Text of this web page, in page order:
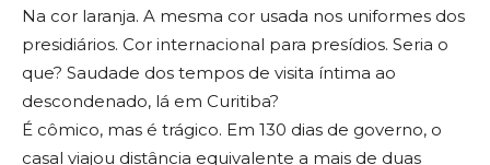
Na cor laranja. A mesma cor usada nos uniformes dos
presidiários. Cor internacional para presídios. Seria o
que? Saudade dos tempos de visita íntima ao
descondenado, lá em Curitiba?
É cômico, mas é trágico. Em 130 dias de governo, o
casal viajou distância equivalente a mais de duas